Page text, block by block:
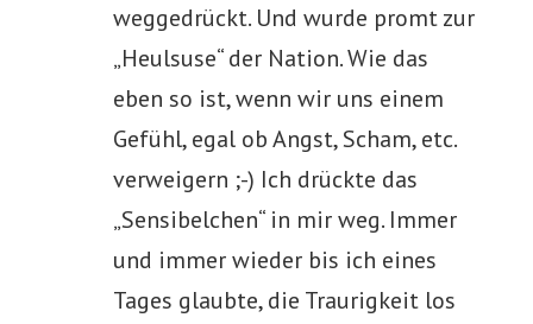
weggedrückt. Und wurde promt zur
„Heulsuse“ der Nation. Wie das
eben so ist, wenn wir uns einem
Gefühl, egal ob Angst, Scham, etc.
verweigern ;-) Ich drückte das
„Sensibelchen“ in mir weg. Immer
und immer wieder bis ich eines
Tages glaubte, die Traurigkeit los